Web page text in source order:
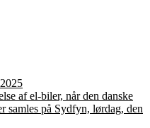
af el-biler, når den danske
samles på Sydfyn, lørdag, den